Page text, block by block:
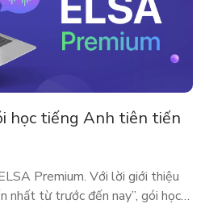
học tiếng Anh tiên tiến
Premium. Với lời giới thiệu
nhất từ trước đến nay”, gói học